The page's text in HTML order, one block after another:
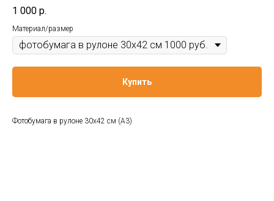
1 000 р.
Материал/размер
Купить
Фотобумага в рулоне 30x42 см (A3)